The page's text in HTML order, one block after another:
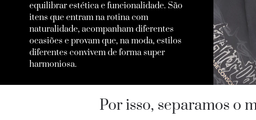
equilibrar estética e funcionalidade. São
itens que entram na rotina com
naturalidade, acompanham diferentes
ocasiões e provam que, na moda, estilos
diferentes convivem de forma super
harmoniosa.
Por isso, separamos o